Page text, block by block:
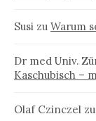
Susi zu Warum
Dr med Univ.
Kaschubisch –
Olaf Czinczel zu